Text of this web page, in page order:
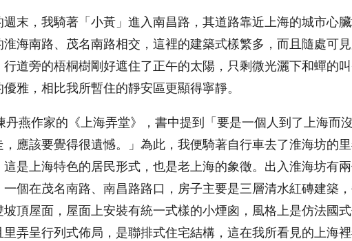
週末，我騎著「小黃」進入南昌路，其道路靠近上海的城市心
淮海南路、茂名南路相交，這裡的建築式樣繁多，而且隨處可
行道旁的梧桐樹剛好遮住了正午的太陽，只剩微光灑下和蟬的
雅，相比我所暫住的靜安區更顯得寧靜。
丹燕作家的《上海弄堂》，書中提到「要是一個人到了上海而
，應該要覺得很遺憾。」為此，我便騎著自行車去了淮海坊的
這是上海特色的居民形式，也是老上海的象徵。出入淮海坊有
一個在茂名南路、南昌路路口，房子主要是三層清水紅磚建築
頂屋面，屋面上安裝有統一式樣的小煙囪，風格上是仿法國式
里弄呈行列式佈局，是聯排式住宅結構，這在我所看見的上海